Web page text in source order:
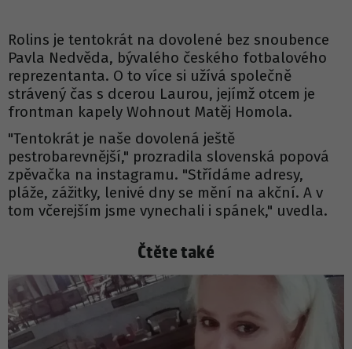
Rolins je tentokrát na dovolené bez snoubence
Pavla Nedvěda, bývalého českého fotbalového
reprezentanta. O to více si užívá společně
strávený čas s dcerou Laurou, jejímž otcem je
frontman kapely Wohnout Matěj Homola.
"Tentokrát je naše dovolená ještě
pestrobarevnější," prozradila slovenská popová
zpěvačka na instagramu. "Střídáme adresy,
pláže, zážitky, lenivé dny se mění na akční. A v
tom včerejším jsme vynechali i spánek," uvedla.
Čtěte také